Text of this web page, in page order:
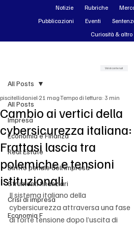
All Posts
Impresa
Economia e Finanza
Real Estate
Diritto penale dell'impresa
Strumenti finanziari
Crisi di impresa
Economia F
All Posts
Cambio ai vertici della
cybersicurezza italiana:
Frattasi lascia tra
polemiche e tensioni
istituzionali
piscitellidaniel 21 magTempo di lettura: 3 min
Il sistema italiano della
cybersicurezza attraversa una fase
di forte tensione dopo l’uscita di
Notizie Rubriche
Pubblicazioni
Eventi
Curiosità & altro
Vai ai contenuti